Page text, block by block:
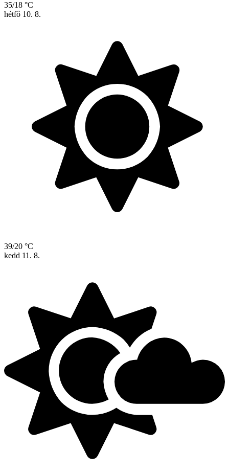
35/18 °C
hétfő 10. 8.
39/20 °C
kedd 11. 8.